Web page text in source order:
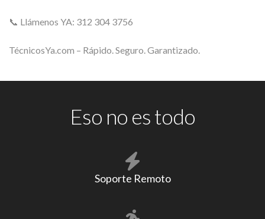
📞 Llámenos YA: 312 304 3756
TécnicosYa.com – Rápido. Seguro. Garantizado.
Eso no es todo
Soporte Remoto